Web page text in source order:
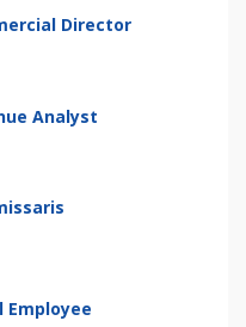
Director
Analyst
Employee